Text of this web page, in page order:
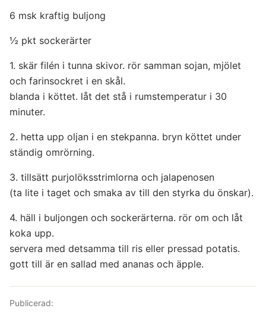
6 msk kraftig buljong
½ pkt sockerärter
1. skär filén i tunna skivor. rör samman sojan, mjölet
och farinsockret i en skål.
blanda i köttet. låt det stå i rumstemperatur i 30
minuter.
2. hetta upp oljan i en stekpanna. bryn köttet under
ständig omrörning.
3. tillsätt purjolöksstrimlorna och jalapenosen
(ta lite i taget och smaka av till den styrka du önskar).
4. häll i buljongen och sockerärterna. rör om och låt
koka upp.
servera med detsamma till ris eller pressad potatis.
gott till är en sallad med ananas och äpple.
Publicerad: